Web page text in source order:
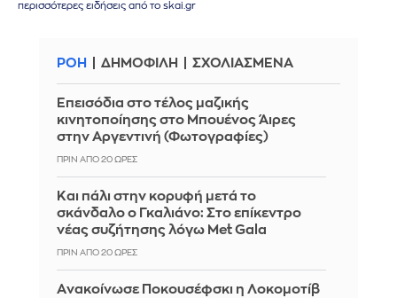
περισσότερες ειδήσεις από το skai.gr
ΡΟΗ ΔΗΜΟΦΙΛΗ ΣΧΟΛΙΑΣΜΕΝΑ
Επεισόδια στο τέλος μαζικής
κινητοποίησης στο Μπουένος Άιρες
στην Αργεντινή (Φωτογραφίες)
ΠΡΙΝ ΑΠΌ 20 ΏΡΕΣ
Και πάλι στην κορυφή μετά το
σκάνδαλο ο Γκαλιάνο: Στο επίκεντρο
νέας συζήτησης λόγω Met Gala
ΠΡΙΝ ΑΠΌ 20 ΏΡΕΣ
Aνακοίνωσε Ποκουσέφσκι η Λοκομοτίβ